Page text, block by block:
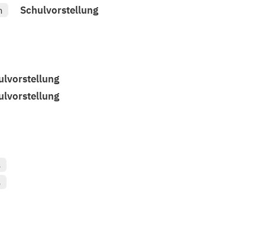
Schulvorstellung